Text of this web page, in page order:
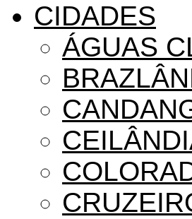
CIDADES
ÁGUAS